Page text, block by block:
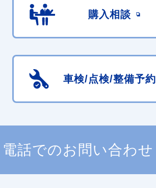
購入相談
車検/点検/整備予約
電話でのお問い合わせ